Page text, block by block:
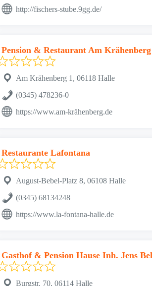
http://fischers-stube.9gg.de/
Pension & Restaurant Am Krähenberg
Am Krähenberg 1, 06118 Halle
(0345) 478236-0
https://www.am-krähenberg.de
Restaurante Lafontana
August-Bebel-Platz 8, 06108 Halle
(0345) 68134248
https://www.la-fontana-halle.de
Gasthof & Pension Hause Inh. Jens
Burgstr. 70, 06114 Halle